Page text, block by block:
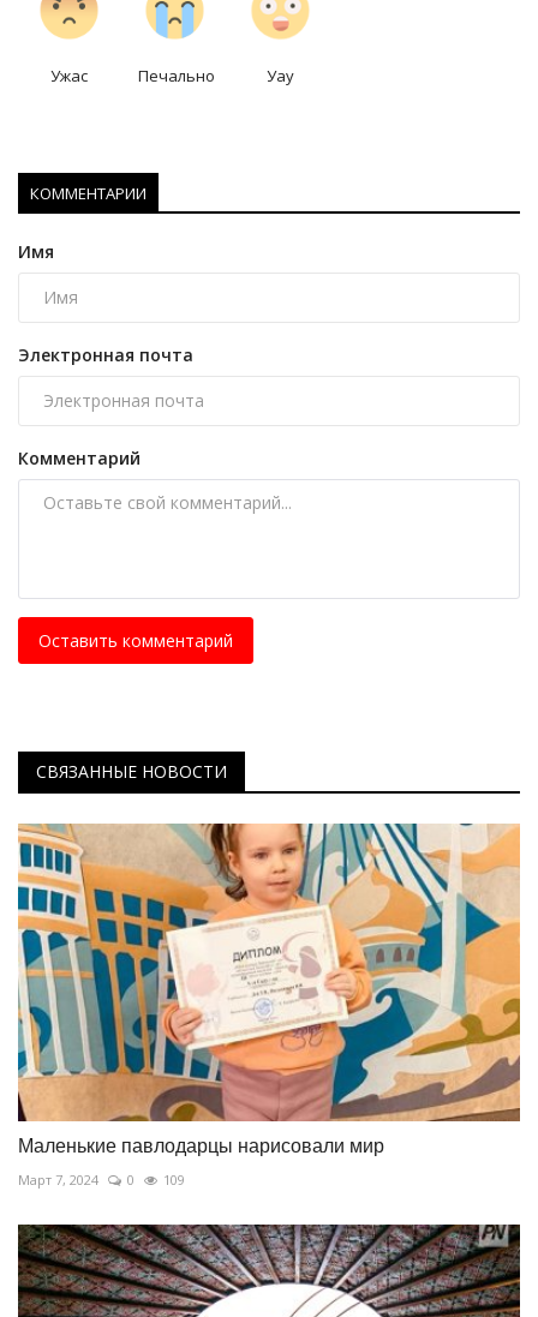
Ужас Печально Уау
КОММЕНТАРИИ
Имя
Электронная почта
Комментарий
Оставить комментарий
СВЯЗАННЫЕ НОВОСТИ
Маленькие павлодарцы нарисовали мир
Март 7, 2024 0 109